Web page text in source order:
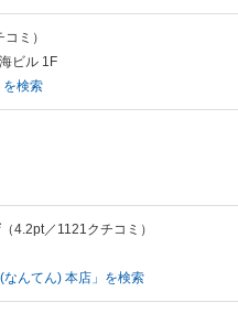
ミ）
ビル 1F
を検索
（4.2pt／1121クチコミ）
んてん) 本店」を検索